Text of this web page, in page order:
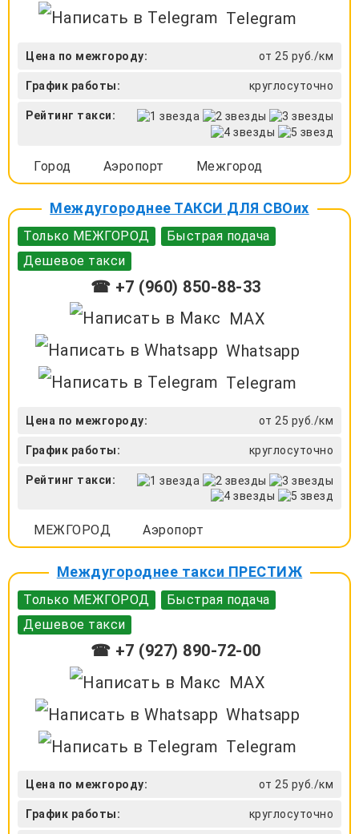
Telegram
Цена по межгороду: от 25 руб./км
График работы: круглосуточно
Рейтинг такси:
Город Аэропорт Межгород
Междугороднее ТАКСИ ДЛЯ СВОих
Только МЕЖГОРОД
Быстрая подача
Дешевое такси
☎ +7 (960) 850-88-33
MAX
Whatsapp
Telegram
Цена по межгороду: от 25 руб./км
График работы: круглосуточно
Рейтинг такси:
МЕЖГОРОД Аэропорт
Междугороднее такси ПРЕСТИЖ
Только МЕЖГОРОД
Быстрая подача
Дешевое такси
☎ +7 (927) 890-72-00
MAX
Whatsapp
Telegram
Цена по межгороду: от 25 руб./км
График работы: круглосуточно